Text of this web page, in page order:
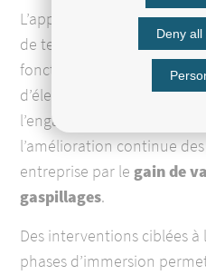
L’application de
de tendre vers les
fonctionnement de vos
d’élevage et le
l’engagement de vos
l’amélioration continue
entreprise par le gain de
gaspillages.
Des interventions ciblées
phases d’immersion
Deny all